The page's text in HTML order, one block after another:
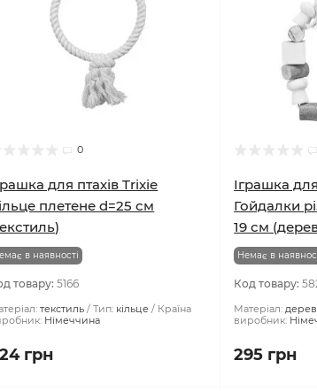
0
для птахів Trixie
плетене d=25 см
в наявності
товару:5166
текстиль Тип: кільце
Країна
Німеччина
грн
Іграшка
Гойдалки
19 см
Немає в
Код товару:
Матеріал:
виробник:
295 грн